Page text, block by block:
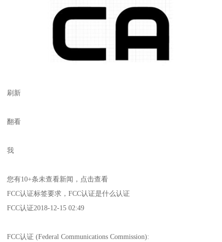
刷新
翻看
我
您有10+条未查看新闻，点击查看
FCC认证标签要求，FCC认证是什么认证
FCC认证2018-12-15 02:49
FCC认证 (Federal Communications Commission):